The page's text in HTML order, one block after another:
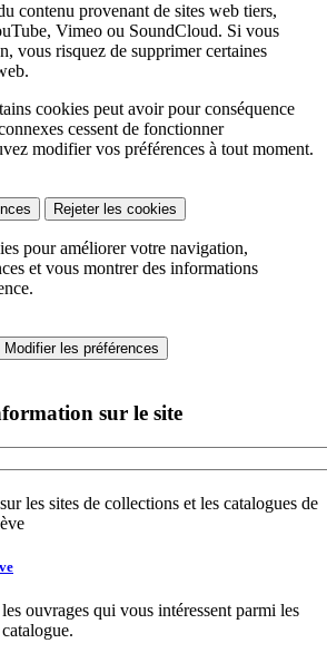
contenu provenant de sites web tiers,
Vimeo ou SoundCloud. Si vous
vous risquez de supprimer certaines
cookies peut avoir pour conséquence
cessent de fonctionner
modifier vos préférences à tout moment.
Rejeter les cookies
pour améliorer votre navigation,
et vous montrer des informations
Modifier les préférences
sur le site
les sites de collections et les catalogues de
ouvrages qui vous intéressent parmi les